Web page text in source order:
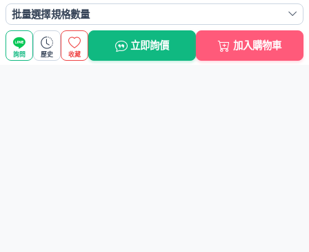
批量選擇規格數量
詢問 歷史 收藏
立即詢價 加入購物車